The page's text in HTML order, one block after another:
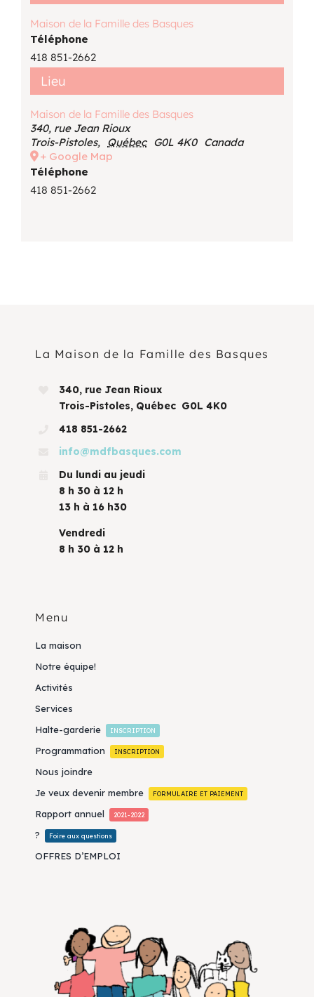
Lieu
Maison de la Famille des Basques
340, rue Jean Rioux
Trois-Pistoles, Québec G0L 4K0 Canada
+ Google Map
Téléphone
418 851-2662
Maison de la Famille des Basques
Téléphone
418 851-2662
La Maison de la Famille des Basques
340, rue Jean Rioux
Trois-Pistoles, Québec G0L 4K0
418 851-2662
info@mdfbasques.com
Du lundi au jeudi
8 h 30 à 12 h
13 h à 16 h30
Vendredi
8 h 30 à 12 h
Menu
La maison
Notre équipe!
Activités
Services
Halte-garderie
INSCRIPTION
Programmation INSCRIPTION
Nous joindre
Je veux devenir membre
FORMULAIRE ET PAIEMENT
Rapport annuel 2021-2022
? Foire aux questions
OFFRES D’EMPLOI